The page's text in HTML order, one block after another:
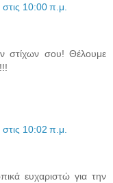
10:00 π.μ.
στίχων σου! Θέλουμε
10:02 π.μ.
ευχαριστώ για την